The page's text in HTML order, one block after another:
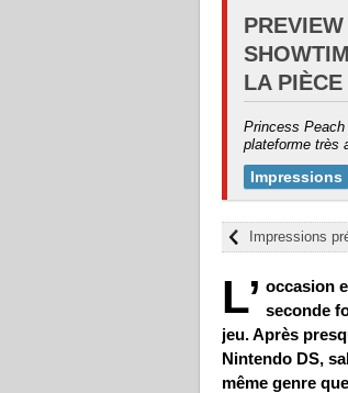
LA
Princess Peach
plateforme très
Impressions
Impressions
L’ occasion
seconde
jeu. Après
Nintendo DS,
même genre